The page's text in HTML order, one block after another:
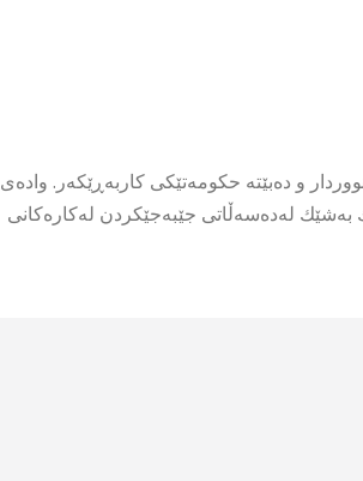
و دەبێتە حكومەتێكی كاربەڕێكەر. وادەی
لەدەسەڵاتی جێبەجێكردن لەكارەكانی